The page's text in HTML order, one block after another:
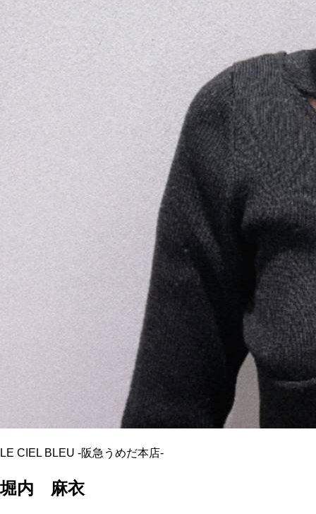
LE CIEL BLEU -阪急うめだ本店-
堀内 麻衣